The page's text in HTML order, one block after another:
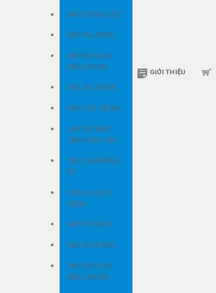
MÁY SCAN QUÉT
MÁY IN LASER
MÁY IN PHUN
MÀU EPSON
MỰC IN CANON
MÁY CẮT DECAL
LAPTOP MÁY
TÍNH XÁCH TAY
CÁC LOẠI MÀNG
ÉP
DỊCH VỤ SỬA
CHỮA
MÁY ÉP NHIỆT
MỰC IN EPSON
MÁY IN PHUN
MÀU CANON
GIỚI THIỆU